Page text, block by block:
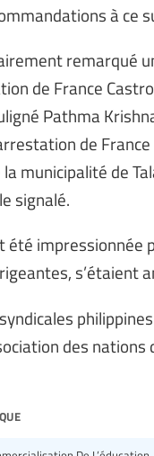
à ce
remarqué
de France
Pathma
de
la municipalité de
signalé.
été impressionnée
s’étaient
des nations